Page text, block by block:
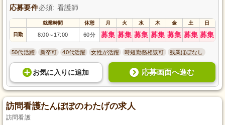
応募要件必須: 看護師
就業時間 休憩 月 火 水 木 金 土 日
日勤 8:00～ 17:00 60分 募集 募集 募集 募集 募集 募集 募集
50代活躍 新卒可 40代活躍 女性が活躍 時短勤務相談可 残業ほぼなし
お気に入り に追加 応募画面へ進む
訪問看護たんぽぽのわたげの求人
訪問看護